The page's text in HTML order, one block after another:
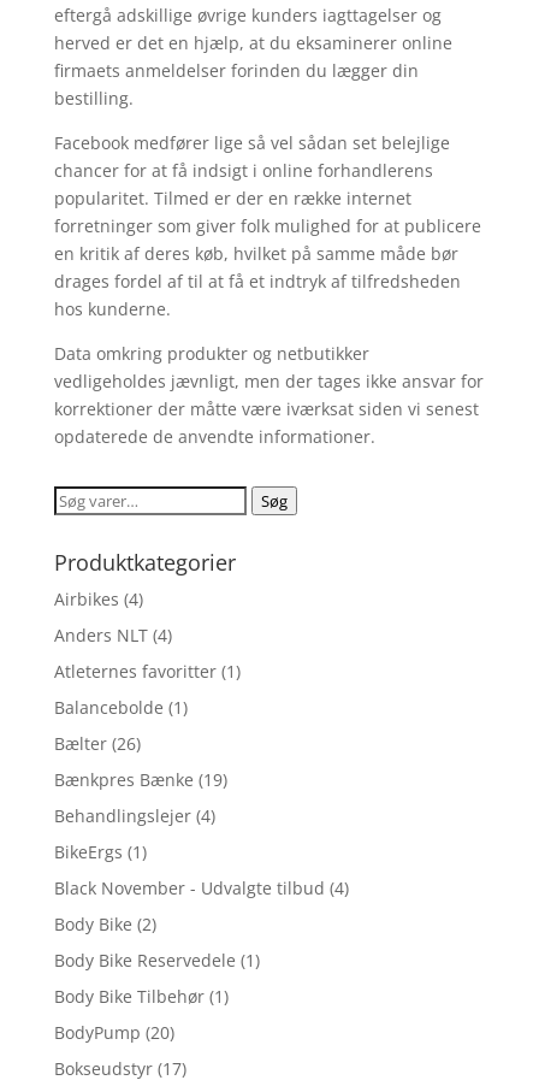
eftergå adskillige øvrige kunders iagttagelser og
herved er det en hjælp, at du eksaminerer online
firmaets anmeldelser forinden du lægger din
bestilling.
Facebook medfører lige så vel sådan set belejlige
chancer for at få indsigt i online forhandlerens
popularitet. Tilmed er der en række internet
forretninger som giver folk mulighed for at publicere
en kritik af deres køb, hvilket på samme måde bør
drages fordel af til at få et indtryk af tilfredsheden
hos kunderne.
Data omkring produkter og netbutikker
vedligeholdes jævnligt, men der tages ikke ansvar for
korrektioner der måtte være iværksat siden vi senest
opdaterede de anvendte informationer.
Søg
Søg
Produktkategorier
Airbikes (4)
Anders NLT (4)
Atleternes favoritter (1)
Balancebolde (1)
Bælter (26)
Bænkpres Bænke (19)
Behandlingslejer (4)
BikeErgs (1)
Black November - Udvalgte tilbud (4)
Body Bike (2)
Body Bike Reservedele (1)
Body Bike Tilbehør (1)
BodyPump (20)
Bokseudstyr (17)